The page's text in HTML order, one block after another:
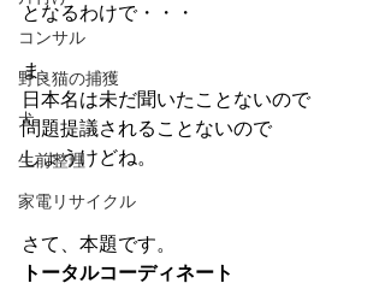
コンサル
野良猫の捕獲
犬
生前整理
家電リサイクル
となるわけで・・・
ま、
日本名は未だ聞いたことないので
問題提議されることないので
しょうけどね。
さて、本題です。
トータルコーディネート